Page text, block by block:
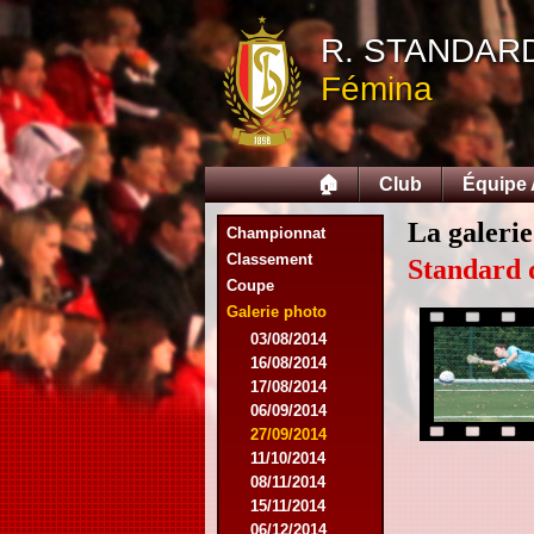
R.
Fémina
🏠 Club Équipe
Championnat
Classement
Coupe
Galerie photo
03/08/2014
16/08/2014
17/08/2014
06/09/2014
27/09/2014
11/10/2014
08/11/2014
15/11/2014
06/12/2014
La
Standard